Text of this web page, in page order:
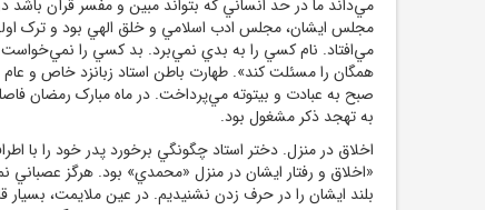
مي‌داند ما در حد انساني که بتواند مبين و مفسر قرآن باشد
مجلس ايشان، مجلس ادب اسلامي و خلق الهي بود و ترک
مي‌افتاد. نام کسي را به بدي نمي‌برد. بد کسي را
همگان را مسئلت کند». طهارت باطن استاد زبانزد خاص و عام
صبح به عبادت و بيتوته مي‌پرداخت. در ماه مبارک رمضان
به تهجد ذکر مشغول بود.
اخلاق در منزل. دختر استاد چگونگي برخورد پدر خود را با
«اخلاق و رفتار ايشان در منزل «محمدي» بود. هرگز
بلند ايشان را در حرف زدن نشنيديم. در عين ملايمت، بسيار